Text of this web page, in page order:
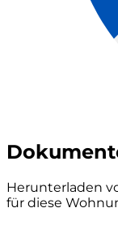
Herunterladen
für diese